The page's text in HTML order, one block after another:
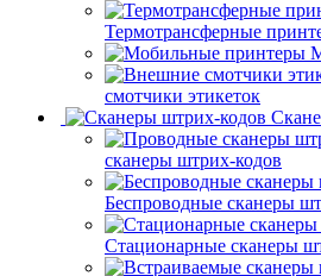
Термотрансферные
смотчики этикеток
сканеры штрих-кодов
Беспроводные сканеры
Стационарные сканеры